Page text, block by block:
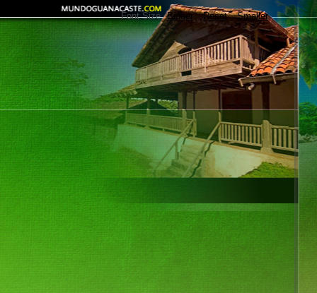
Font Size Bigger Reset Smaller